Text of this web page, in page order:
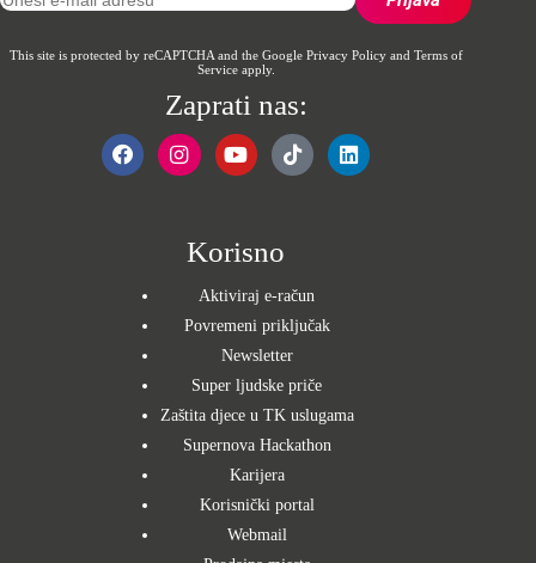
Korisno
Aktiviraj e-račun
Povremeni priključak
Newsletter
Super ljudske priče
Zaštita djece u TK uslugama
Supernova Hackathon
Karijera
Korisnički portal
Webmail
This site is protected by reCAPTCHA and the Google Privacy Policyand Terms of
Serviceapply.
Zaprati nas: